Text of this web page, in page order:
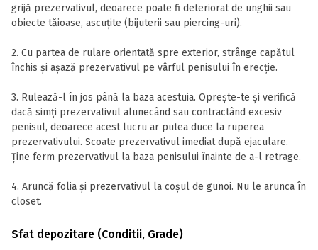
grijă prezervativul, deoarece poate fi deteriorat de unghii sau
obiecte tăioase, ascuțite (bijuterii sau piercing-uri).
2. Cu partea de rulare orientată spre exterior, strânge capătul
închis și așază prezervativul pe vârful penisului în erecție.
3. Rulează-l în jos până la baza acestuia. Oprește-te și verifică
dacă simți prezervativul alunecând sau contractând excesiv
penisul, deoarece acest lucru ar putea duce la ruperea
prezervativului. Scoate prezervativul imediat după ejaculare.
Ține ferm prezervativul la baza penisului înainte de a-l retrage.
4. Aruncă folia și prezervativul la coșul de gunoi. Nu le arunca în
closet.
Sfat depozitare (Conditii, Grade)